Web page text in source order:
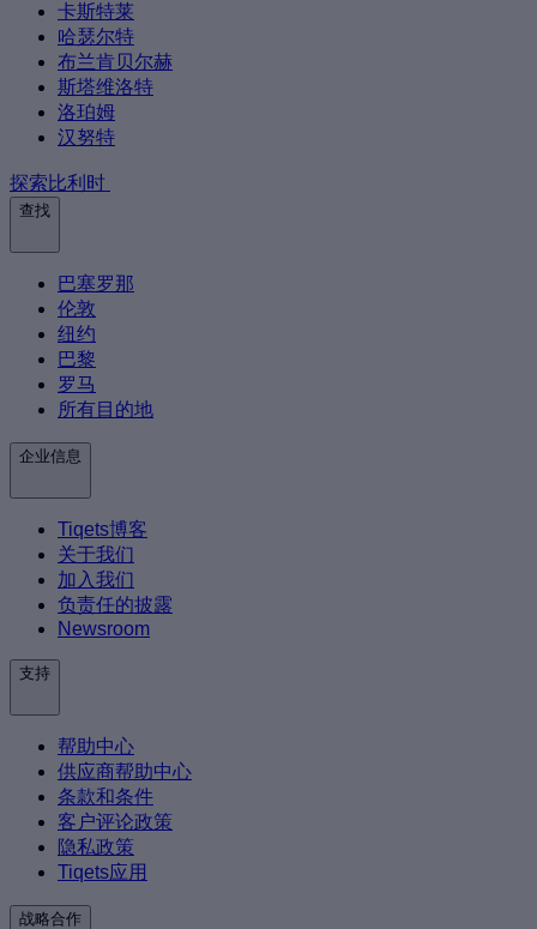
卡斯特莱
哈瑟尔特
布兰肯贝尔赫
斯塔维洛特
洛珀姆
汉努特
探索比利时
查找
巴塞罗那
伦敦
纽约
巴黎
罗马
所有目的地
企业信息
Tiqets博客
关于我们
加入我们
负责任的披露
Newsroom
支持
帮助中心
供应商帮助中心
条款和条件
客户评论政策
隐私政策
Tiqets应用
战略合作